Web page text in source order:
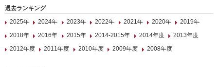
過去ランキング
2025年
2024年 2023年 2022年 2021年 2020年
2019年
2018年
2016年 2015年 2014-2015年 2014年度
2013年度
2012年度
2011年度 2010年度 2009年度 2008年度